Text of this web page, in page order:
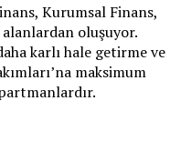
Kurumsal Finans,
oluşuyor.
karlı hale getirme ve
maksimum